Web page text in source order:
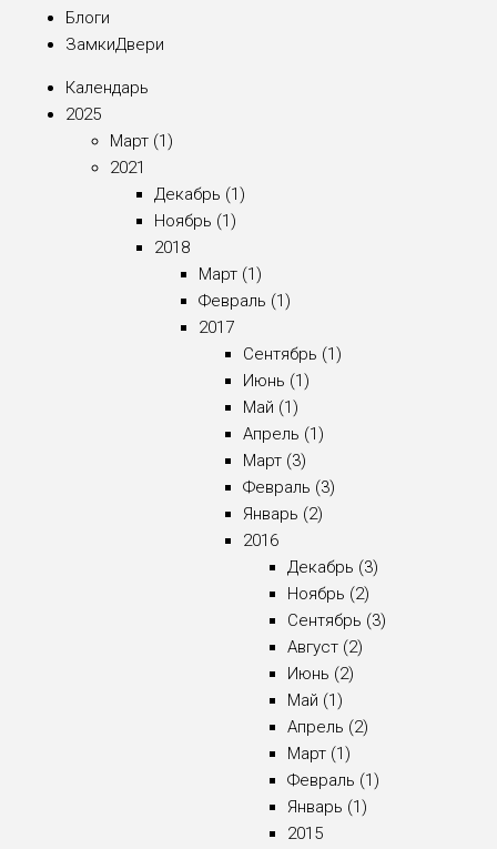
Блоги
ЗамкиДвери
Календарь
2025
Март (1)
2021
Декабрь (1)
Ноябрь (1)
2018
Март (1)
Февраль (1)
2017
Сентябрь (1)
Июнь (1)
Май (1)
Апрель (1)
Март (3)
Февраль (3)
Январь (2)
2016
Декабрь (3)
Ноябрь (2)
Сентябрь (3)
Август (2)
Июнь (2)
Май (1)
Апрель (2)
Март (1)
Февраль (1)
Январь (1)
2015